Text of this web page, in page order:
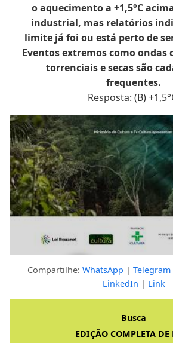
o aquecimento a +1,5°C
industrial, mas relatórios
limite já foi ou está perto de
Eventos extremos como ondas
torrenciais e secas são
frequentes.
Resposta: (B)
Clique para ver a resposta completa
Compartilhe: WhatsApp | Telegram
LinkedIn | Link
Busca
EDIÇÃO COMPLETA DE